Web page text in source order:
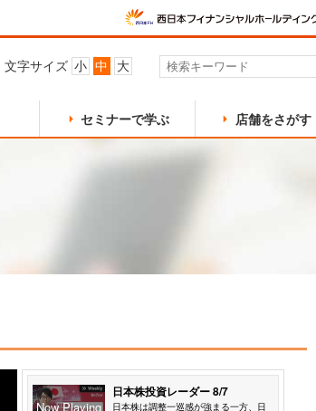
文字サイズ 小 中 大
株式取引アプリ
セミナーで学ぶ 店舗をさがす